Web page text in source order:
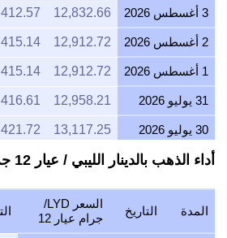
2 أغسطس 2026 12,912.72
415.14
1 أغسطس 2026 12,912.72
415.14
31 يوليو 2026 12,958.21
416.61
30 يوليو 2026 13,117.25
421.72
29 يوليو 2026 12,976.40
417.19
28 يوليو 2026 12,934.02
415.83
27 يوليو 2026 13,071.43
420.25
26 يوليو 2026 12,957.46
416.58
أداء الذهب بالدينار الليبي / عيار 12 جرام
جرام عيار 12
2026-
08-07
443.96